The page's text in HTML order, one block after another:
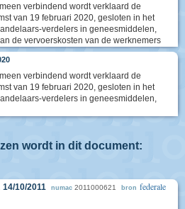
verbindend wordt verklaard de
van 19 februari 2020, gesloten in het
verdelers in geneesmiddelen,
de vervoerskosten van de werknemers
verbindend wordt verklaard de
van 19 februari 2020, gesloten in het
verdelers in geneesmiddelen,
wordt in dit document:
14/10/2011 numac 2011000621 bron federale